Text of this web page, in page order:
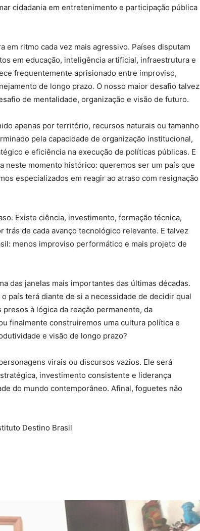
cidadania em entretenimento e participação pública
em ritmo cada vez mais agressivo. Países disputam
em educação, inteligência artificial, infraestrutura e
frequentemente aprisionado entre improviso,
de longo prazo. O nosso maior desafio talvez
de mentalidade, organização e visão de futuro.
apenas por território, recursos naturais ou tamanho
pela capacidade de organização institucional,
e eficiência na execução de políticas públicas. E
neste momento histórico: queremos ser um país que
especializados em reagir ao atraso com resignação
Existe ciência, investimento, formação técnica,
de cada avanço tecnológico relevante. E talvez
menos improviso performático e mais projeto de
das janelas mais importantes das últimas décadas.
país terá diante de si a necessidade de decidir qual
à lógica da reação permanente, da
finalmente construiremos uma cultura política e
e visão de longo prazo?
virais ou discursos vazios. Ele será
investimento consistente e liderança
do mundo contemporâneo. Afinal, foguetes não
Destino Brasil